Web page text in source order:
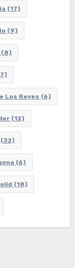
(17)
(9)
(8)
Los Reyes (6)
(12)
(32)
(6)
(18)